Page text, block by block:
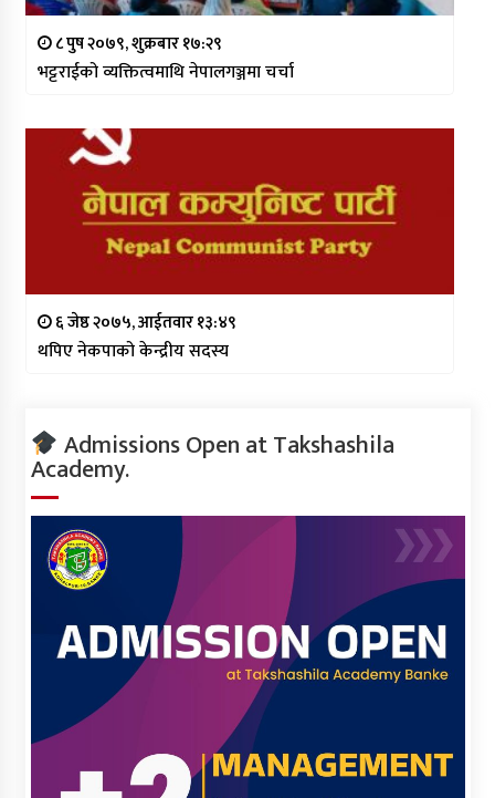
८ पुष २०७९, शुक्रबार १७:२९
भट्टराईको व्यक्तित्वमाथि नेपालगञ्जमा चर्चा
६ जेष्ठ २०७५, आईतवार १३:४९
थपिए नेकपाको केन्द्रीय सदस्य
Admissions Open at Takshashila
Academy.